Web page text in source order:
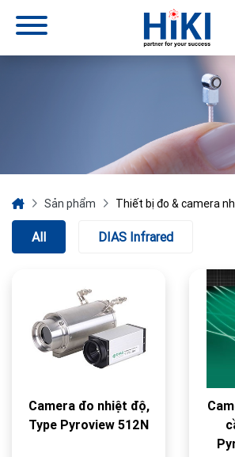
Sản phẩm Thiết bị đo & camera
All DIAS Infrared
Camera đo nhiệt độ,
Type Pyroview 512N